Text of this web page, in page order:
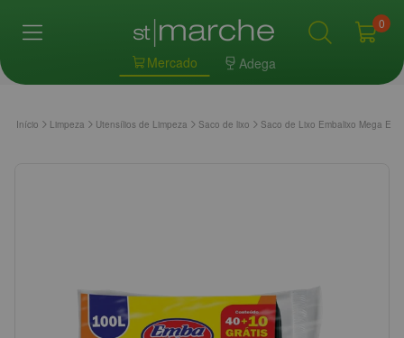
Mercado Adega
0
Início Limpeza Utensílios de Limpeza Saco de lixo Saco de Lixo Embalixo Mega